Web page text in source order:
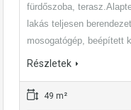
fürdőszoba,
lakás teljesen
mosogatógép, beépített
Részletek
49 m²